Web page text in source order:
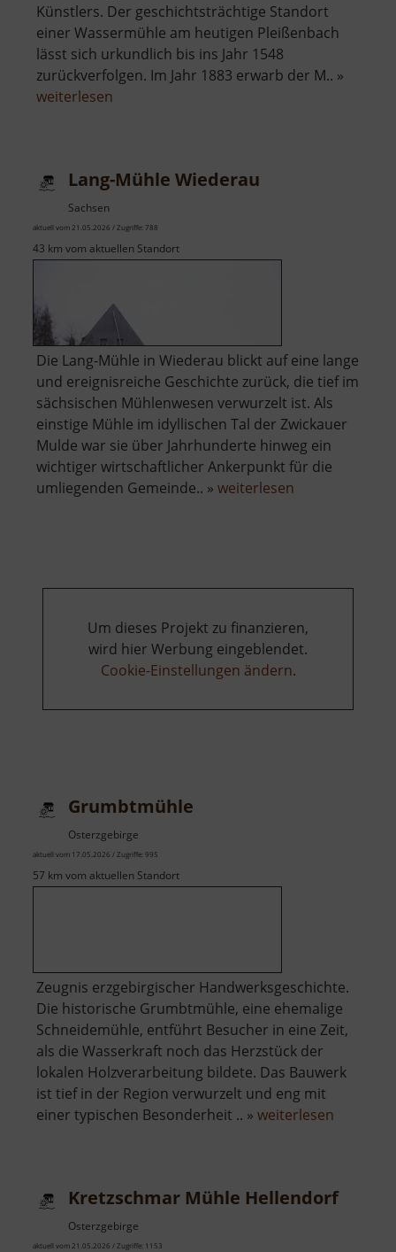
Künstlers. Der geschichtsträchtige Standort
einer Wassermühle am heutigen Pleißenbach
lässt sich urkundlich bis ins Jahr 1548
zurückverfolgen. Im Jahr 1883 erwarb der M.. »
weiterlesen
Rottluff
Lang-Mühle Wiederau
Sachsen
aktuell vom 21.05.2026 / Zugriffe: 788
43 km vom aktuellen Standort
Die Lang-Mühle in Wiederau blickt auf eine lange
und ereignisreiche Geschichte zurück, die tief im
sächsischen Mühlenwesen verwurzelt ist. Als
einstige Mühle im idyllischen Tal der Zwickauer
Mulde war sie über Jahrhunderte hinweg ein
wichtiger wirtschaftlicher Ankerpunkt für die
umliegenden Gemeinde.. » weiterlesen
Um dieses Projekt zu finanzieren,
wird hier Werbung eingeblendet.
Cookie-Einstellungen ändern.
Grumbtmühle
Osterzgebirge
aktuell vom 17.05.2026 / Zugriffe: 995
57 km vom aktuellen Standort
Zeugnis erzgebirgischer Handwerksgeschichte.
Die historische Grumbtmühle, eine ehemalige
Schneidemühle, entführt Besucher in eine Zeit,
als die Wasserkraft noch das Herzstück der
lokalen Holzverarbeitung bildete. Das Bauwerk
ist tief in der Region verwurzelt und eng mit
einer typischen Besonderheit .. » weiterlesen
Kretzschmar Mühle Hellendorf
Osterzgebirge
aktuell vom 21.05.2026 / Zugriffe: 1153